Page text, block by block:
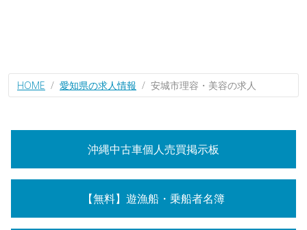
HOME 愛知県の求人情報 安城市理容・美容の求人
沖縄中古車個人売買掲示板
【無料】遊漁船・乗船者名簿